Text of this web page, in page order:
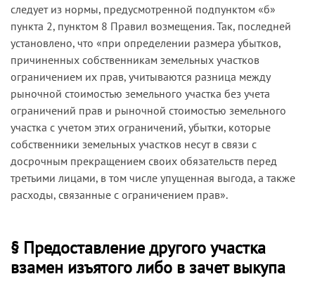
следует из нормы, предусмотренной подпунктом «б»
пункта 2, пунктом 8 Правил возмещения. Так, последней
установлено, что «при определении размера убытков,
причиненных собственникам земельных участков
ограничением их прав, учитываются разница между
рыночной стоимостью земельного участка без учета
ограничений прав и рыночной стоимостью земельного
участка с учетом этих ограничений, убытки, которые
собственники земельных участков несут в связи с
досрочным прекращением своих обязательств перед
третьими лицами, в том числе упущенная выгода, а также
расходы, связанные с ограничением прав».
§ Предоставление другого участка
взамен изъятого либо в зачет выкупа